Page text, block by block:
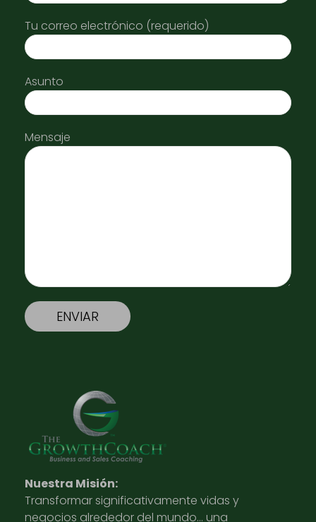
Tu correo electrónico (requerido)
Asunto
Mensaje
Nuestra Misión:
Transformar significativamente vidas y
negocios alrededor del mundo… una